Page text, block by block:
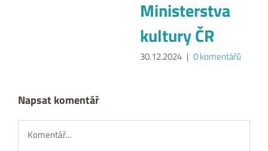
Ministerstva
kultury ČR
30.12.2024 | 0 komentářů
Napsat komentář
Komentář